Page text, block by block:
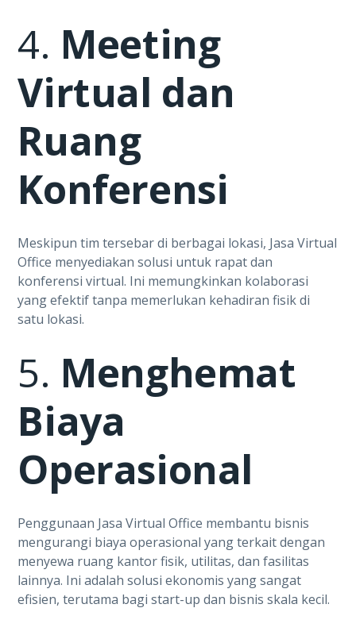
4. Meeting
Virtual dan
Ruang
Konferensi
Meskipun tim tersebar di berbagai lokasi, Jasa Virtual
Office menyediakan solusi untuk rapat dan
konferensi virtual. Ini memungkinkan kolaborasi
yang efektif tanpa memerlukan kehadiran fisik di
satu lokasi.
5. Menghemat
Biaya
Operasional
Penggunaan Jasa Virtual Office membantu bisnis
mengurangi biaya operasional yang terkait dengan
menyewa ruang kantor fisik, utilitas, dan fasilitas
lainnya. Ini adalah solusi ekonomis yang sangat
efisien, terutama bagi start-up dan bisnis skala kecil.